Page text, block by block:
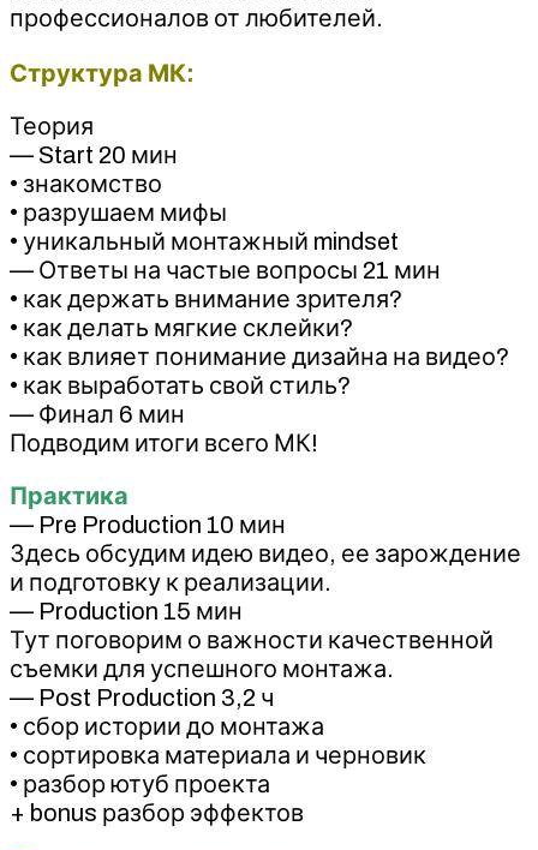
профессионалов от любителей.
Структура МК:
Теория
— Start 20 мин
• знакомство
• разрушаем мифы
• уникальный монтажный mindset
— Ответы на частые вопросы 21 мин
• как держать внимание зрителя?
• как делать мягкие склейки?
• как влияет понимание дизайна на видео?
• как выработать свой стиль?
— Финал 6 мин
Подводим итоги всего МК!
Практика
— Pre Production 10 мин
Здесь обсудим идею видео, ее зарождение
и подготовку к реализации.
— Production 15 мин
Тут поговорим о важности качественной
съемки для успешного монтажа.
— Post Production 3,2 ч
• сбор истории до монтажа
• сортировка материала и черновик
• разбор ютуб проекта
+ bonus разбор эффектов